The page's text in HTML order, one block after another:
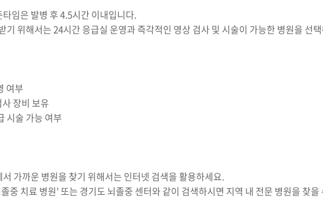
임은 발병 후 4.5시간 이내입니다.
기 위해서는 24시간 응급실 운영과 즉각적인 영상 검사 및 시술이 가능한 병원을 선
여부
장비 보유
시술 가능 여부
가까운 병원을 찾기 위해서는 인터넷 검색을 활용하세요.
중 치료 병원' 또는 경기도 뇌졸중 센터와 같이 검색하시면 지역 내 전문 병원을 찾을